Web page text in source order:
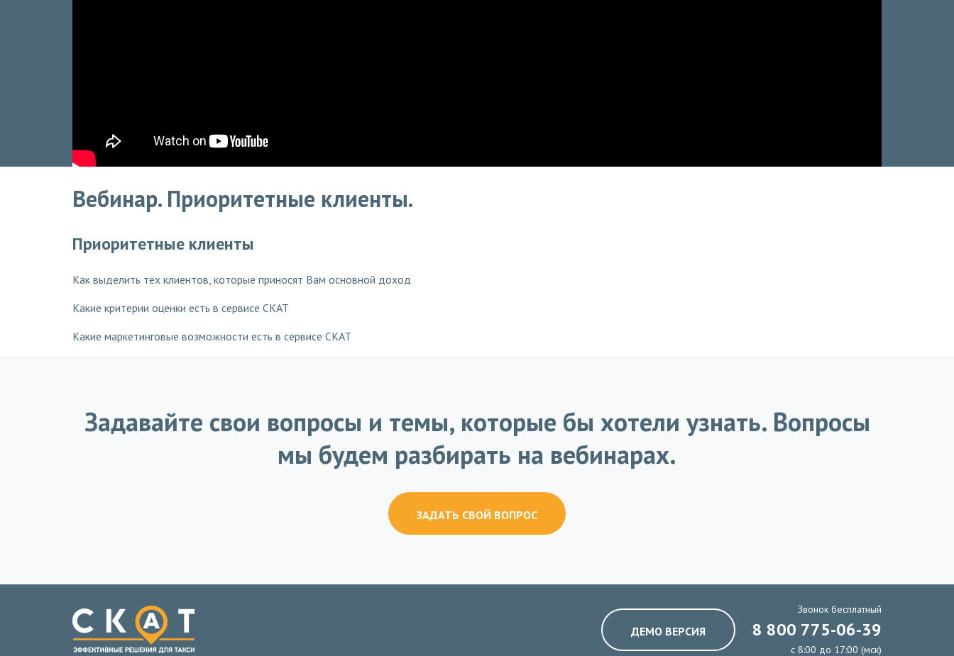
Вебинар. Приоритетные клиенты.
Приоритетные клиенты
Как выделить тех клиентов, которые приносят Вам основной доход
Какие критерии оценки есть в сервисе СКАТ
Какие маркетинговые возможности есть в сервисе СКАТ
Задавайте свои вопросы и темы, которые бы хотели узнать. Вопросы
мы будем разбирать на вебинарах.
ЗАДАТЬ СВОЙ ВОПРОС
ДЕМО ВЕРСИЯ
Звонок бесплатный
8 800 775-06-39
с 8:00 до 17:00 (мск)